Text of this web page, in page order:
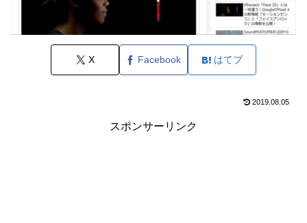
X Facebook はてブ
2019.08.05
スポンサーリンク